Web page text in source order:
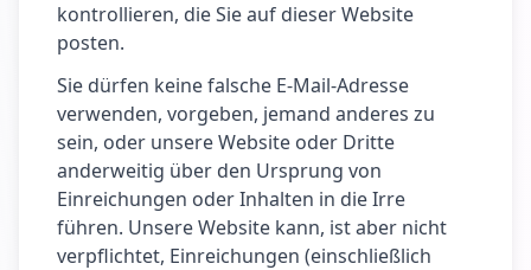
kontrollieren, die Sie auf dieser Website
posten.
Sie dürfen keine falsche E-Mail-Adresse
verwenden, vorgeben, jemand anderes zu
sein, oder unsere Website oder Dritte
anderweitig über den Ursprung von
Einreichungen oder Inhalten in die Irre
führen. Unsere Website kann, ist aber nicht
verpflichtet, Einreichungen (einschließlich